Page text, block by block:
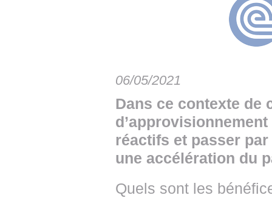
•
•
06/05/2021
Dans ce contexte de
réactifs et passer
une accélération du
Quels sont les